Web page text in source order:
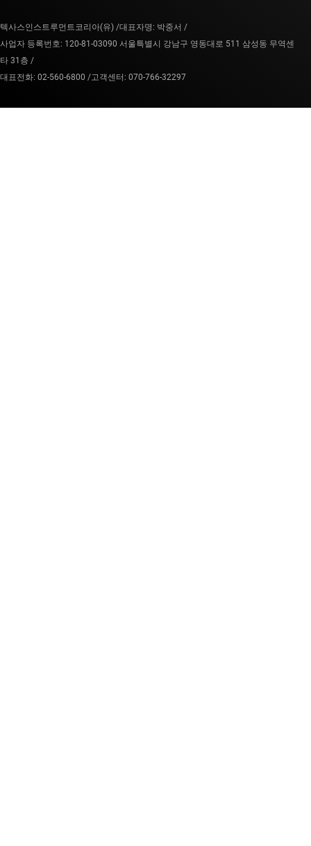
텍사스인스트루먼트코리아(유) /대표자명: 박중서 /
사업자 등록번호: 120-81-03090 서울특별시 강남구 영동대로 511 삼성동 무역센
타 31층 /
대표전화: 02-560-6800 /고객센터: 070-766-32297